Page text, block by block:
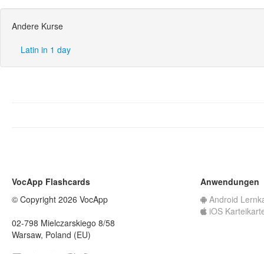
Andere Kurse
Latin in 1 day
VocApp Flashcards
© Copyright 2026 VocApp
02-798 Mielczarskiego 8/58
Warsaw, Poland (EU)
Anwendungen
Android
iOS